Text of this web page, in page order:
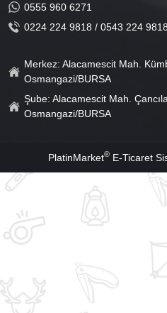
0555 960 6271
0224 224 9818 / 0543 224
Merkez: Alacamescit Mah.
Osmangazi/BURSA
Şube: Alacamescit Mah.
Osmangazi/BURSA
PlatinMarket®E-Ticaret